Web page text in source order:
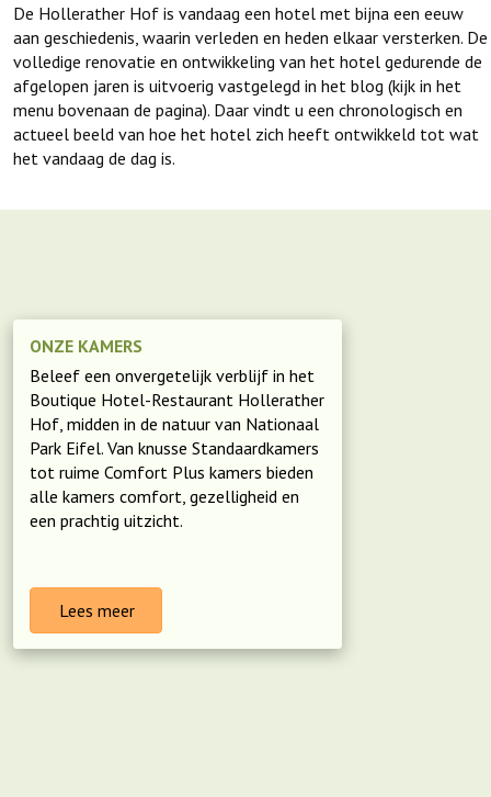
De Hollerather Hof is vandaag een hotel met bijna een eeuw
aan geschiedenis, waarin verleden en heden elkaar versterken. De
volledige renovatie en ontwikkeling van het hotel gedurende de
afgelopen jaren is uitvoerig vastgelegd in het blog (kijk in het
menu bovenaan de pagina). Daar vindt u een chronologisch en
actueel beeld van hoe het hotel zich heeft ontwikkeld tot wat
het vandaag de dag is.
ONZE KAMERS
Beleef een onvergetelijk verblijf in het
Boutique Hotel-Restaurant Hollerather
Hof, midden in de natuur van Nationaal
Park Eifel. Van knusse Standaardkamers
tot ruime Comfort Plus kamers bieden
alle kamers comfort, gezelligheid en
een prachtig uitzicht.
Lees meer